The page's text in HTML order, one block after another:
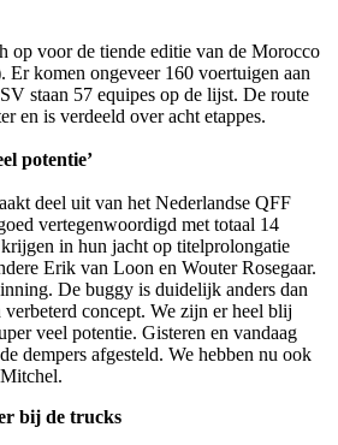
op voor de tiende editie van de Morocco
komen ongeveer 160 voertuigen aan
staan 57 equipes op de lijst. De route
en is verdeeld over acht etappes.
potentie’
deel uit van het Nederlandse QFF
vertegenwoordigd met totaal 14
in hun jacht op titelprolongatie
Erik van Loon en Wouter Rosegaar.
De buggy is duidelijk anders dan
concept. We zijn er heel blij
veel potentie. Gisteren en vandaag
dempers afgesteld. We hebben nu ook
bij de trucks